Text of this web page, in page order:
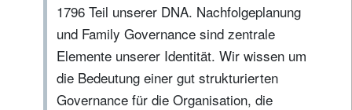
1796 Teil unserer DNA. Nachfolgeplanung
und Family Governance sind zentrale
Elemente unserer Identität. Wir wissen um
die Bedeutung einer gut strukturierten
Governance für die Organisation, die